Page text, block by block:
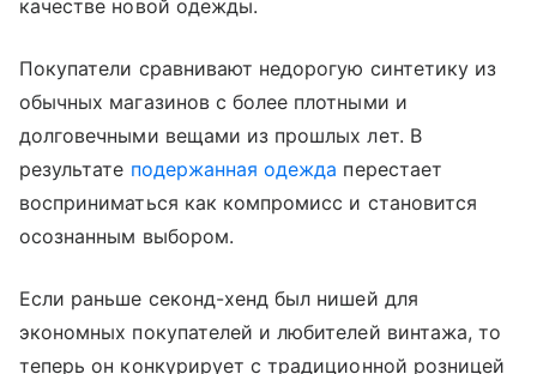
качестве новой одежды.
Покупатели сравнивают недорогую синтетику из
обычных магазинов с более плотными и
долговечными вещами из прошлых лет. В
результате подержанная одежда перестает
восприниматься как компромисс и становится
осознанным выбором.
Если раньше секонд-хенд был нишей для
экономных покупателей и любителей винтажа, то
теперь он конкурирует с традиционной розницей